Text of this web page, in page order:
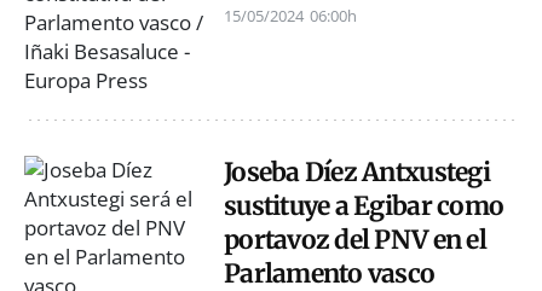
15/05/2024 06:00h
Joseba Díez Antxustegi
sustituye a Egibar como
portavoz del PNV en el
Parlamento vasco